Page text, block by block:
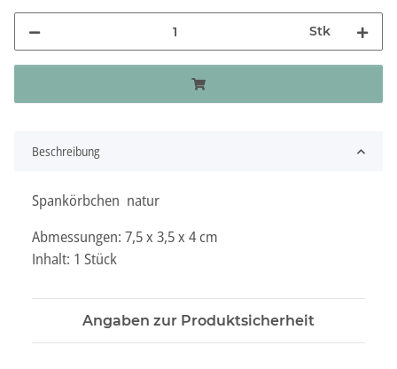
Stk
Beschreibung
Spankörbchen natur
Abmessungen: 7,5 x 3,5 x 4 cm
Inhalt: 1 Stück
Angaben zur Produktsicherheit